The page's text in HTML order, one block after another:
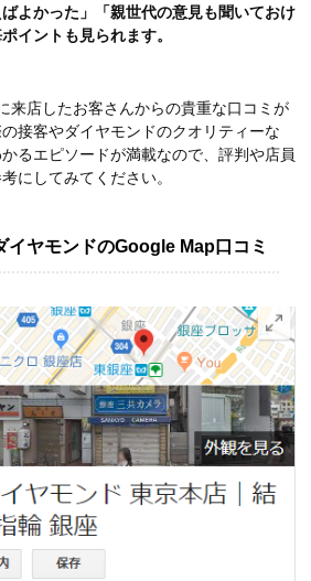
よかった」「親世代の意見も聞いておけ
イントも見られます。
来店したお客さんからの貴重な口コミが
接客やダイヤモンドのクオリティーな
るエピソードが満載なので、評判や店員
にしてみてください。
イヤモンドのGoogle Map口コミ